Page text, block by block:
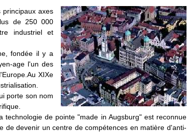
principaux axes
de 250 000
industriel et
fondée il y a
age l'un des
XIXe
porte son nom
de pointe "made in Augsburg" est reconnue
de devenir un centre de compétences en matière d'anti-